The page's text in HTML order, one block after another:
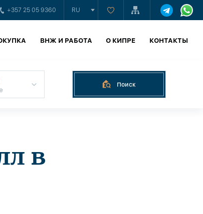
+357 25 05 9360 RU
ВНЖ И РАБОТА О КИПРЕ КОНТАКТЫ
Поиск
в